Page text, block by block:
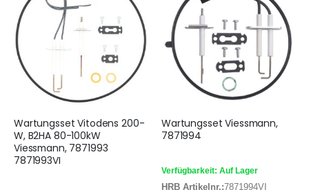
Wartungsset Vitodens 200-
W, B2HA 80-100kW
Viessmann, 7871993
7871993VI
Wartungsset Viessmann,
7871994
Verfügbarkeit: Auf Lager
HRB Artikelnr.:7871994VI